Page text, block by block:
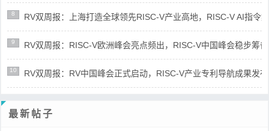
8 RV双周报：上海打造全球领先RISC-V产业高地，RISC-V AI指令
9 RV双周报：RISC-V欧洲峰会亮点频出，RISC-V中国峰会稳步筹
10 RV双周报：RV中国峰会正式启动，RISC-V产业专利导航成果发
最新帖子